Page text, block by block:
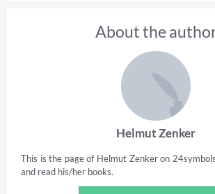
About the
Helmut Zenker
This is the page of Helmut Zenker on
and read his/her books.